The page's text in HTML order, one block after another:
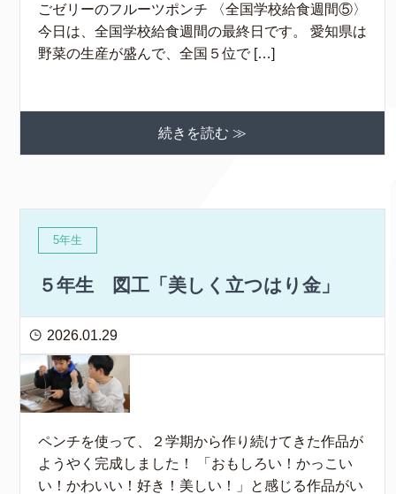
ごゼリーのフルーツポンチ 〈全国学校給食週間⑤〉
今日は、全国学校給食週間の最終日です。 愛知県は
野菜の生産が盛んで、全国５位で […]
続きを読む ≫
5年生
５年生 図工「美しく立つはり金」
2026.01.29
ペンチを使って、２学期から作り続けてきた作品が
ようやく完成しました！ 「おもしろい！かっこい
い！かわいい！好き！美しい！」と感じる作品がい